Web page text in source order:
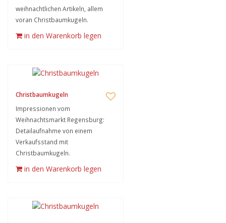
weihnachtlichen Artikeln, allem
voran Christbaumkugeln.
in den Warenkorb legen
Christbaumkugeln
Impressionen vom
Weihnachtsmarkt Regensburg:
Detailaufnahme von einem
Verkaufsstand mit
Christbaumkugeln.
in den Warenkorb legen